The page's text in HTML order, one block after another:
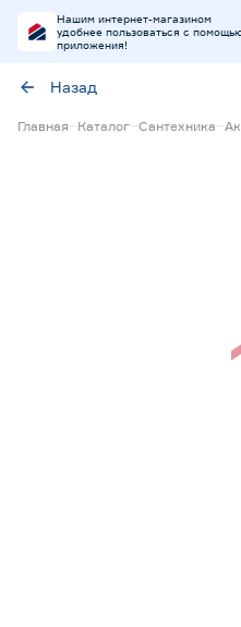
Нашим интернет-магазином
удобнее пользоваться с
приложения!
Назад
Главная Каталог Сантехника